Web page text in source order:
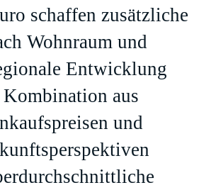
schaffen zusätzliche
Wohnraum und
Entwicklung
aus
und